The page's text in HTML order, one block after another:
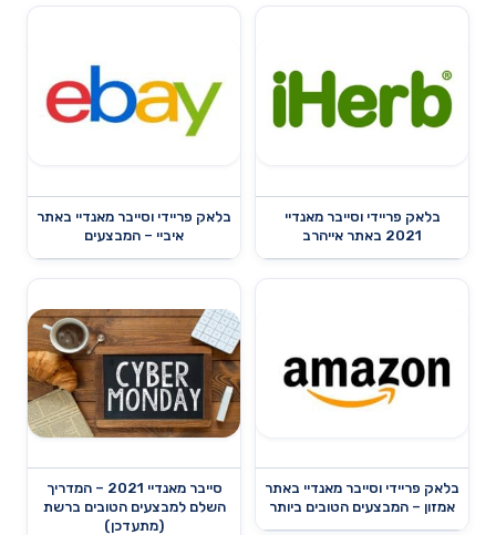
בלאק פריידי וסייבר מאנדיי
2021 באתר אייהרב
בלאק פריידי וסייבר מאנדיי באתר
איביי – המבצעים
בלאק פריידי וסייבר מאנדיי באתר
אמזון – המבצעים הטובים ביותר
סייבר מאנדיי 2021 – המדריך
השלם למבצעים הטובים ברשת
(מתעדכן)